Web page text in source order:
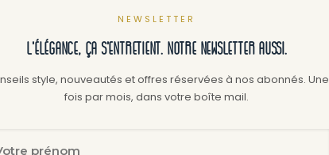
NEWSLETTER
L'élégance, ça s'entretient. Notre newsletter aussi.
style, nouveautés et offres réservées à nos abonnés. Une
fois par mois, dans votre boîte mail.